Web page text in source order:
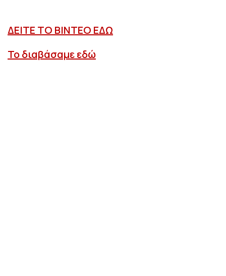
ΔΕΙΤΕ ΤΟ ΒΙΝΤΕΟ ΕΔΩ
Το διαβάσαμε εδώ